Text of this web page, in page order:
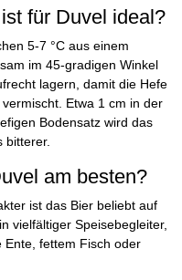
für Duvel ideal?
5-7 °C aus einem
im 45-gradigen Winkel
lagern, damit die Hefe
Etwa 1 cm in der
Bodensatz wird das
bitterer.
am besten?
ist das Bier beliebt auf
vielfältiger Speisebegleiter,
Ente, fettem Fisch oder